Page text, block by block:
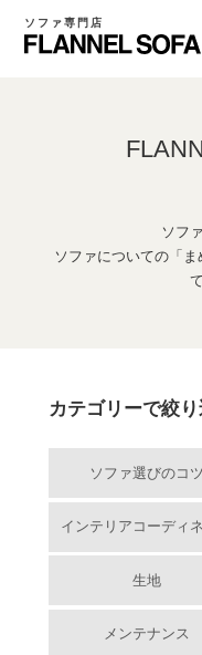
ソファ専門店
ソフ
ソファについての「
カテゴリーで絞
ソファ選びのコツ
インテリアコーディ
生地
メンテナンス